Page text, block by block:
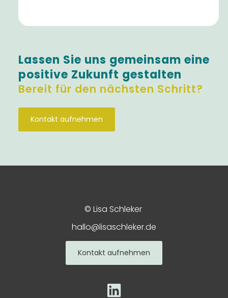
Lassen Sie uns gemeinsam eine
positive Zukunft gestalten
Bereit für den nächsten Schritt?
Kontakt aufnehmen
© Lisa Schleker
hallo@lisaschleker.de
Kontakt aufnehmen